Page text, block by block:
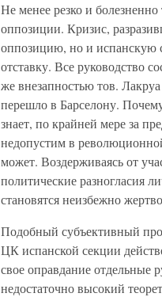
Не менее резко и
оппозиции. Кризис,
оппозицию, но и испанскую
отставку. Все руководство
же внезапностью тов.
перешло в Барселону.
знает, по крайней мере за
недопустим в
может. Воздерживаясь от
политические разногласия
становятся неизбежно
Подобный субъективный
ЦК испанской секции
свое оправдание отдельные
недостаточно высокий